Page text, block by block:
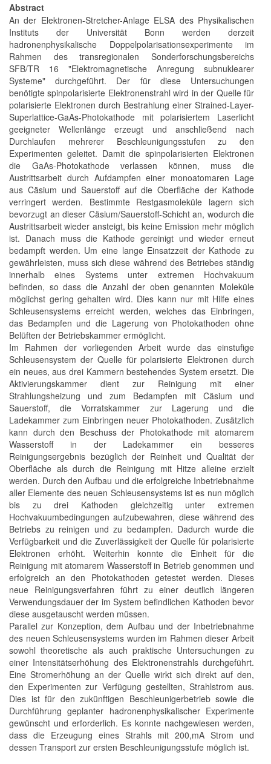
Abstract
An der Elektronen-Stretcher-Anlage ELSA des Physikalischen
Instituts der Universität Bonn werden derzeit
hadronenphysikalische Doppelpolarisationsexperimente im
Rahmen des transregionalen Sonderforschungsbereichs
SFB/TR 16 "Elektromagnetische Anregung subnuklearer
Systeme" durchgeführt. Der für diese Untersuchungen
benötigte spinpolarisierte Elektronenstrahl wird in der Quelle für
polarisierte Elektronen durch Bestrahlung einer Strained-Layer-
Superlattice-GaAs-Photokathode mit polarisiertem Laserlicht
geeigneter Wellenlänge erzeugt und anschließend nach
Durchlaufen mehrerer Beschleunigungsstufen zu den
Experimenten geleitet. Damit die spinpolarisierten Elektronen
die GaAs-Photokathode verlassen können, muss die
Austrittsarbeit durch Aufdampfen einer monoatomaren Lage
aus Cäsium und Sauerstoff auf die Oberfläche der Kathode
verringert werden. Bestimmte Restgasmoleküle lagern sich
bevorzugt an dieser Cäsium/Sauerstoff-Schicht an, wodurch die
Austrittsarbeit wieder ansteigt, bis keine Emission mehr möglich
ist. Danach muss die Kathode gereinigt und wieder erneut
bedampft werden. Um eine lange Einsatzzeit der Kathode zu
gewährleisten, muss sich diese während des Betriebes ständig
innerhalb eines Systems unter extremen Hochvakuum
befinden, so dass die Anzahl der oben genannten Moleküle
möglichst gering gehalten wird. Dies kann nur mit Hilfe eines
Schleusensystems erreicht werden, welches das Einbringen,
das Bedampfen und die Lagerung von Photokathoden ohne
Belüften der Betriebskammer ermöglicht.
Im Rahmen der vorliegenden Arbeit wurde das einstufige
Schleusensystem der Quelle für polarisierte Elektronen durch
ein neues, aus drei Kammern bestehendes System ersetzt. Die
Aktivierungskammer dient zur Reinigung mit einer
Strahlungsheizung und zum Bedampfen mit Cäsium und
Sauerstoff, die Vorratskammer zur Lagerung und die
Ladekammer zum Einbringen neuer Photokathoden. Zusätzlich
kann durch den Beschuss der Photokathode mit atomarem
Wasserstoff in der Ladekammer ein besseres
Reinigungsergebnis bezüglich der Reinheit und Qualität der
Oberfläche als durch die Reinigung mit Hitze alleine erzielt
werden. Durch den Aufbau und die erfolgreiche Inbetriebnahme
aller Elemente des neuen Schleusensystems ist es nun möglich
bis zu drei Kathoden gleichzeitig unter extremen
Hochvakuumbedingungen aufzubewahren, diese während des
Betriebs zu reinigen und zu bedampfen. Dadurch wurde die
Verfügbarkeit und die Zuverlässigkeit der Quelle für polarisierte
Elektronen erhöht. Weiterhin konnte die Einheit für die
Reinigung mit atomarem Wasserstoff in Betrieb genommen und
erfolgreich an den Photokathoden getestet werden. Dieses
neue Reinigungsverfahren führt zu einer deutlich längeren
Verwendungsdauer der im System befindlichen Kathoden bevor
diese ausgetauscht werden müssen.
Parallel zur Konzeption, dem Aufbau und der Inbetriebnahme
des neuen Schleusensystems wurden im Rahmen dieser Arbeit
sowohl theoretische als auch praktische Untersuchungen zu
einer Intensitätserhöhung des Elektronenstrahls durchgeführt.
Eine Stromerhöhung an der Quelle wirkt sich direkt auf den,
den Experimenten zur Verfügung gestellten, Strahlstrom aus.
Dies ist für den zukünftigen Beschleunigerbetrieb sowie die
Durchführung geplanter hadronenphysikalischer Experimente
gewünscht und erforderlich. Es konnte nachgewiesen werden,
dass die Erzeugung eines Strahls mit 200,mA Strom und
dessen Transport zur ersten Beschleunigungsstufe möglich ist.